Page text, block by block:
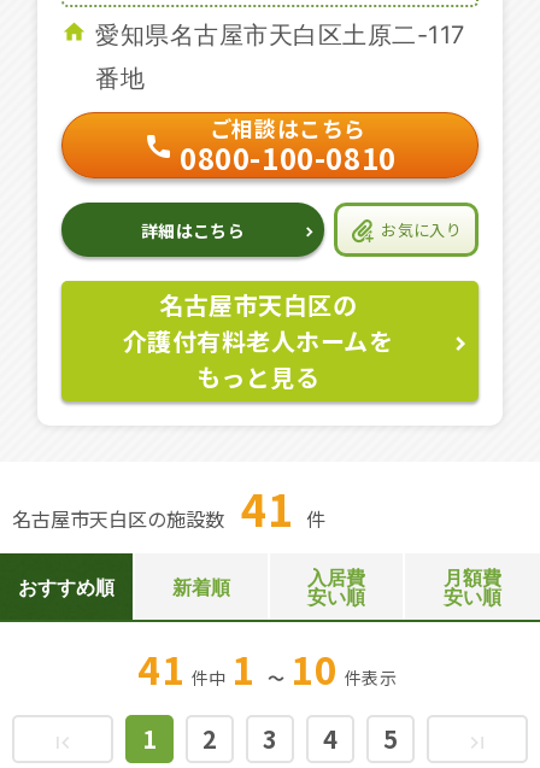
愛知県名古屋市天白区土原二-117
番地
ご相談はこちら
0800-100-0810
詳細はこちら お気に入り
名古屋市天白区の
介護付有料老人ホームを
もっと見る
名古屋市天白区の施設数 41 件
おすすめ順 新着順
入居費
安い順
月額費
安い順
41 件中 1 ～ 10 件表示
first_page 1 2 3 4
5
last_page